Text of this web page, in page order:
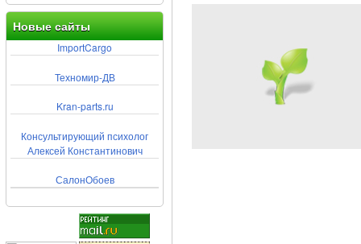
Новые сайты
ImportCargo
Техномир-ДВ
Kran-parts.ru
Консультирующий психолог
Алексей Константинович
СалонОбоев